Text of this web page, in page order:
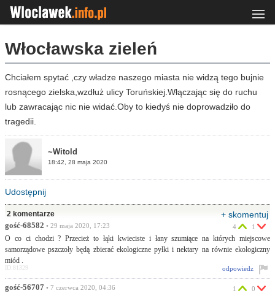
Włocławska zieleń
Chciałem spytać ,czy władze naszego miasta nie widzą tego bujnie
rosnącego zielska,wzdłuż ulicy Toruńskiej.Włączając się do ruchu
lub zawracając nic nie widać.Oby to kiedyś nie doprowadziło do
tragedii.
~Witold
18:42, 28 maja 2020
Udostępnij
2 komentarze + skomentuj
gość-68582 • 29 maja 2020, 17:23
O co ci chodzi ? Przecież to łąki kwieciste i łany szumiące na których miejscowe
samorządowe pszczoły będą zbierać ekologiczne pyłki i nektary na równie ekologiczny
miód .
4 1
odpowiedz
ID:81329
gość-56707 • 7 czerwca 2020, 04:36 1 0